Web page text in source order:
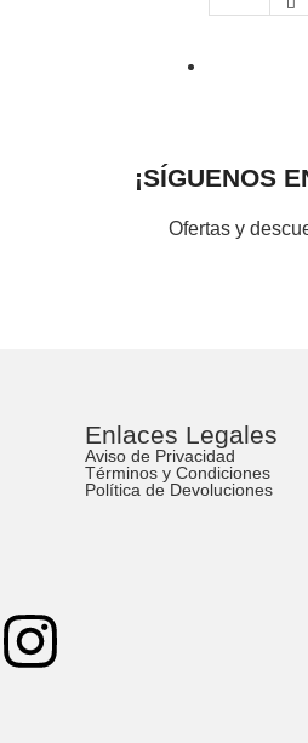
¡SÍGUENOS
Ofertas y
Enlaces Legales
Aviso de Privacidad
Términos y Condiciones
Política de Devoluciones